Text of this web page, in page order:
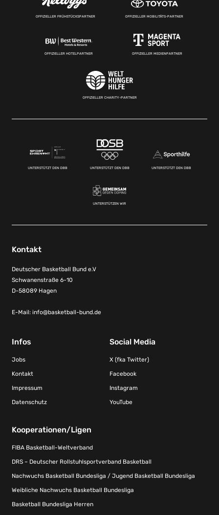
OFFIZIELLER FRÜHSTÜCKSPARTNER OFFIZIELLER MOBILITÄTS-PARTNER
OFFIZIELLER HOTELPARTNER OFFIZIELLER MEDIENPARTNER
OFFIZIELLER CHARITY-PARTNER
UNTERSTÜTZT DEN DBB UNTERSTÜTZT DEN DBB UNTERSTÜTZT DEN DBB
UNTERSTÜTZEN WIR
Kontakt
Deutscher Basketball Bund e.V
Schwanenstraße 6-10
D-58089 Hagen
E-Mail: info@basketball-bund.de
Infos
Jobs
Kontakt
Impressum
Datenschutz
Social Media
X (fka Twitter)
Facebook
Instagram
YouTube
Kooperationen/Ligen
FIBA Basketball-Weltverband
DRS – Deutscher Rollstuhlsportverband Basketball
Nachwuchs Basketball Bundesliga / Jugend Basketball Bundesliga
Weibliche Nachwuchs Basketball Bundesliga
Basketball Bundesliga Herren